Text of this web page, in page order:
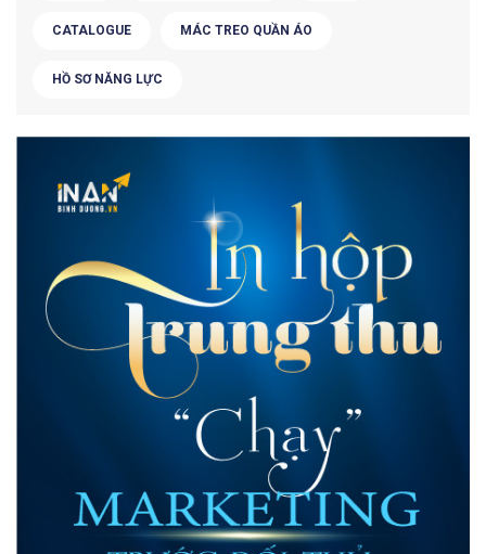
CATALOGUE MÁC TREO QUẦN ÁO
HỒ SƠ NĂNG LỰC